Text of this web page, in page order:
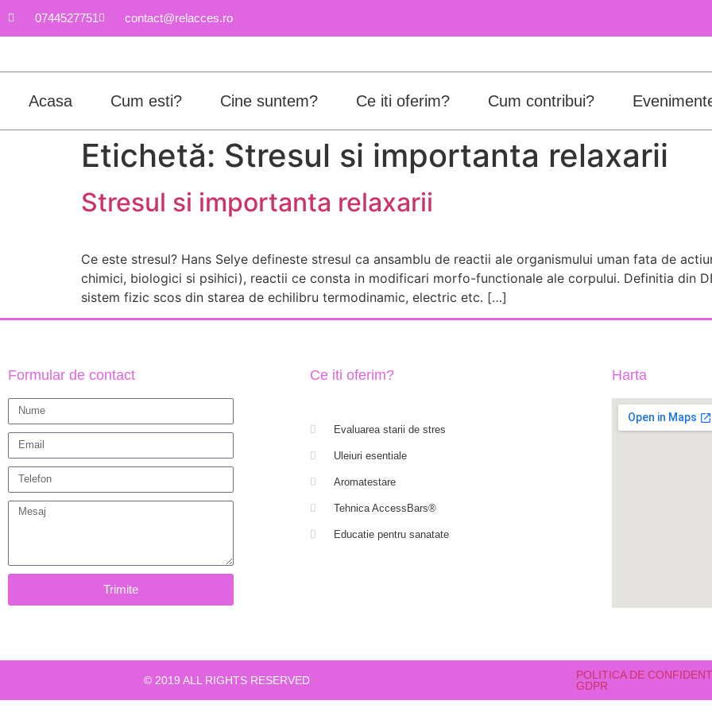
0744527751 contact@relacces.ro
Acasa Cum esti? Cine suntem? Ce iti oferim? Cum contribui?
Etichetă: Stresul si importanta relaxarii
Stresul si importanta relaxarii
Ce este stresul? Hans Selye defineste stresul ca ansamblu de reactii ale organismului uman fata de
chimici, biologici si psihici), reactii ce consta in modificari morfo-functionale ale corpului. Definitia din
sistem fizic scos din starea de echilibru termodinamic, electric etc. […]
Formular de contact
Trimite
Ce iti oferim?
Evaluarea starii de stres
Uleiuri esentiale
Aromatestare
Tehnica AccessBars®
Educatie pentru sanatate
Harta
© 2019 ALL RIGHTS RESERVED​
POLITICA DE
GDPR